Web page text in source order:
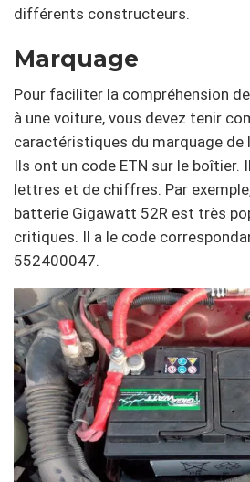
différents constructeurs.
Marquage
Pour faciliter la compréhension
à une voiture, vous devez tenir
caractéristiques du marquage de
Ils ont un code ETN sur le boîtier.
lettres et de chiffres. Par exemple,
batterie Gigawatt 52R est très
critiques. Il a le code
552400047.